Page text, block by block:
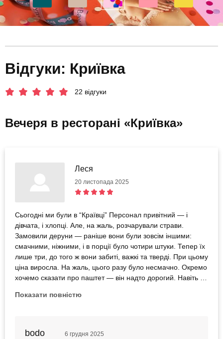
Відгуки: Криївка
22 відгуки
Вечеря в ресторані «Криївка»
Леся
20 листопада 2025
Сьогодні ми були в “Краївці” Персонал привітний — і
дівчата, і хлопці. Але, на жаль, розчарували страви.
Замовили деруни — раніше вони були зовсім іншими:
смачними, ніжними, і в порції було чотири штуки. Тепер їх
лише три, до того ж вони забиті, важкі та тверді. При цьому
ціна виросла. На жаль, цього разу було несмачно. Окремо
хочемо сказати про паштет — він надто дорогий. Навіть у
“Краївці”. Ціна виглядає дивною та необґрунтованою.
Показати повністю
bodo 6 грудня 2025